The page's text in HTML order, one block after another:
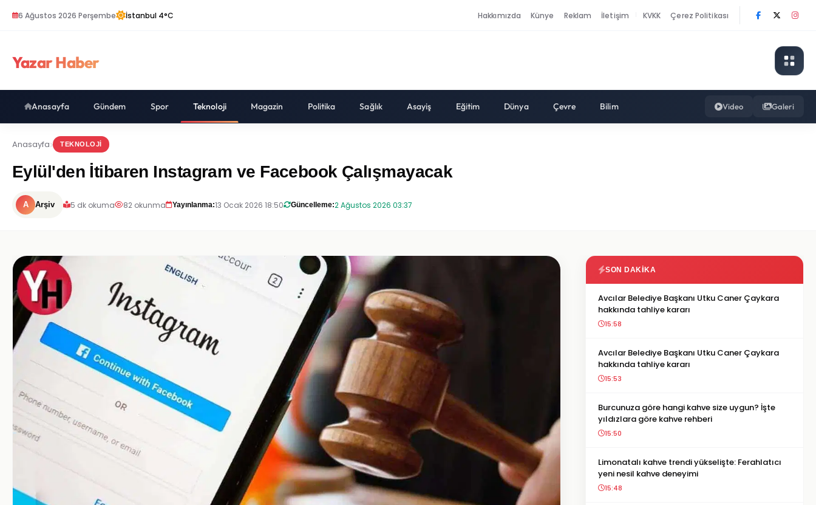
6 Ağustos 2026 Perşembe İstanbul 4°C Hakkımızda Künye Reklam İletişim KVKK Çerez Politikası
Yazar Haber
Anasayfa Gündem Spor Teknoloji Magazin Politika Sağlık Asayiş Eğitim Dünya Çevre Bilim Video Galeri
Anasayfa TEKNOLOJI
Eylül'den İtibaren Instagram ve Facebook Çalışmayacak
A Arşiv 5 dk okuma 82 okunma Yayınlanma:13 Ocak 2026 18:50 Güncelleme:2 Ağustos 2026 03:37
SON DAKIKA
Avcılar Belediye Başkanı Utku Caner Çaykara
hakkında tahliye kararı
15:58
Avcılar Belediye Başkanı Utku Caner Çaykara
hakkında tahliye kararı
15:53
Burcunuza göre hangi kahve size uygun? İşte
yıldızlara göre kahve rehberi
15:50
Limonatalı kahve trendi yükselişte: Ferahlatıcı
yeni nesil kahve deneyimi
15:48